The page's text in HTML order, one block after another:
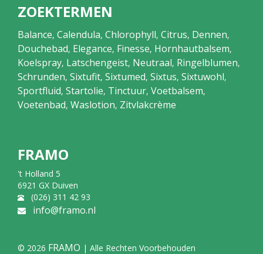
ZOEKTERMEN
Balance, Calendula, Chlorophyll, Citrus, Dennen,
Douchebad, Elegance, Finesse, Hornhautbalsem,
Koelspray, Latschengeist, Neutraal, Ringelblumen,
Schrunden, Sixtufit, Sixtumed, Sixtus, Sixtuwohl,
Sportfluid, Startolie, Tinctuur, Voetbalsem,
Voetenbad, Waslotion, Zitvlakcrème
FRAMO
't Holland 5
6921 GX Duiven
(026) 311 42 93
info@framo.nl
© 2026 FRAMO | Alle Rechten Voorbehouden